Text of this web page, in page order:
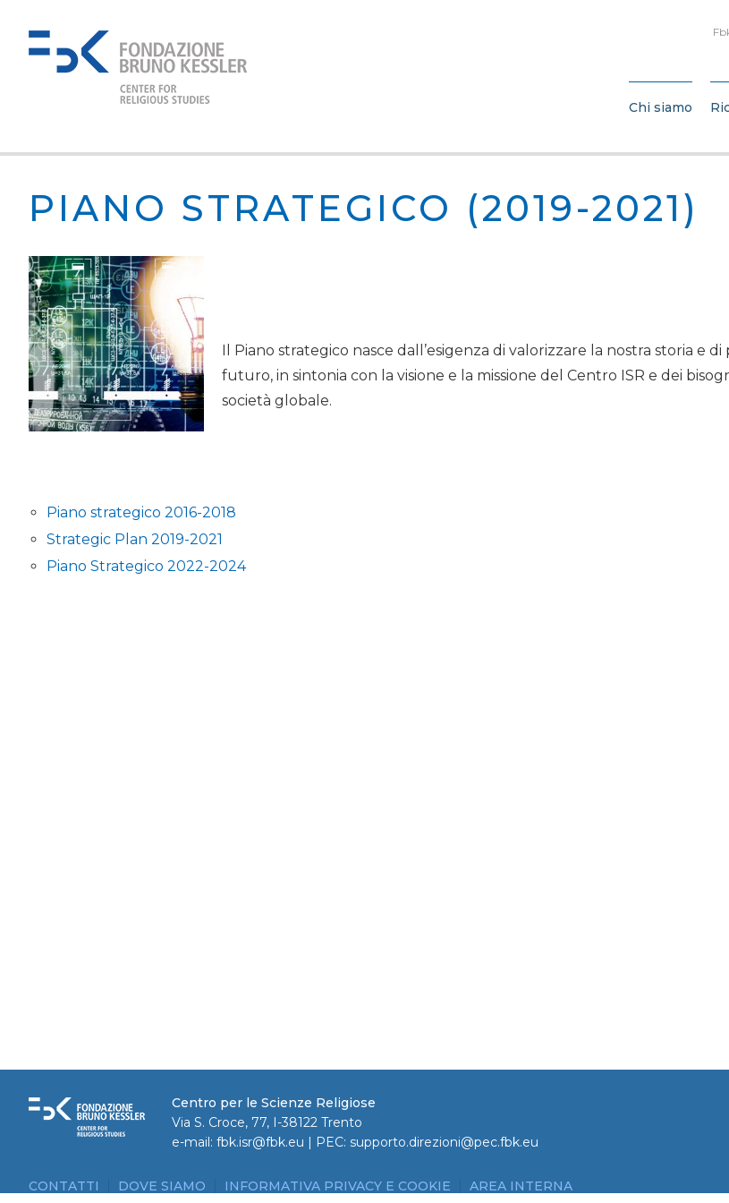
Chi siamo
PIANO STRATEGICO (2019-2021)
Il Piano strategico nasce dall’esigenza di valorizzare la nostra storia e di
futuro, in sintonia con la visione e la missione del Centro ISR e dei
società globale.
Piano strategico 2016-2018
Strategic Plan 2019-2021
Piano Strategico 2022-2024
Centro per le Scienze Religiose
Via S. Croce, 77, I-38122 Trento
e-mail: fbk.isr@fbk.eu | PEC: supporto.direzioni@pec.fbk.eu
CONTATTI DOVE SIAMO INFORMATIVA PRIVACY E COOKIE AREA INTERNA